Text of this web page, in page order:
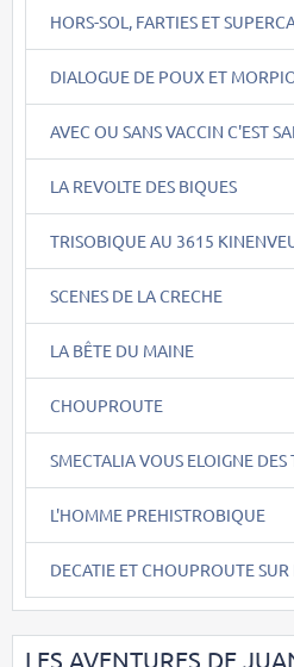
HORS-SOL, FARTIES ET
DIALOGUE DE POUX ET
AVEC OU SANS VACCIN C'EST
LA REVOLTE DES BIQUES
TRISOBIQUE AU 3615
SCENES DE LA CRECHE
LA BÊTE DU MAINE
CHOUPROUTE
SMECTALIA VOUS ELOIGNE DES
L'HOMME PREHISTROBIQUE
DECATIE ET CHOUPROUTE SUR
LES AVENTURES DE